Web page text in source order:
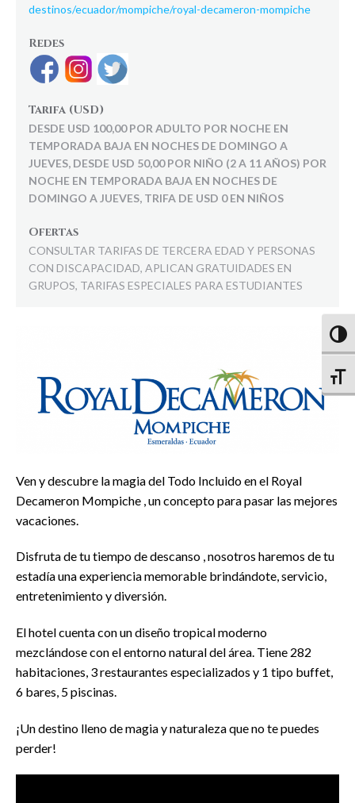
destinos/ecuador/mompiche/royal-decameron-mompiche
Redes
Tarifa (USD)
DESDE USD 100,00 POR ADULTO POR NOCHE EN
TEMPORADA BAJA EN NOCHES DE DOMINGO A
JUEVES, DESDE USD 50,00 POR NIÑO (2 A 11 AÑOS) POR
NOCHE EN TEMPORADA BAJA EN NOCHES DE
DOMINGO A JUEVES, TRIFA DE USD 0 EN NIÑOS
Ofertas
CONSULTAR TARIFAS DE TERCERA EDAD Y PERSONAS
CON DISCAPACIDAD, APLICAN GRATUIDADES EN
GRUPOS, TARIFAS ESPECIALES PARA ESTUDIANTES
Ven y descubre la magia del Todo Incluido en el Royal
Decameron Mompiche , un concepto para pasar las mejores
vacaciones.
Disfruta de tu tiempo de descanso , nosotros haremos de tu
estadía una experiencia memorable brindándote, servicio,
entretenimiento y diversión.
El hotel cuenta con un diseño tropical moderno
mezclándose con el entorno natural del área. Tiene 282
habitaciones, 3 restaurantes especializados y 1 tipo buffet,
6 bares, 5 piscinas.
¡Un destino lleno de magia y naturaleza que no te puedes
perder!